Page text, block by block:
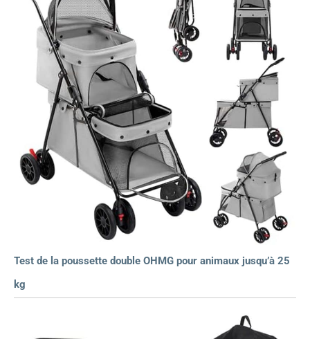
Test de la poussette double OHMG pour animaux jusqu’à 25
kg